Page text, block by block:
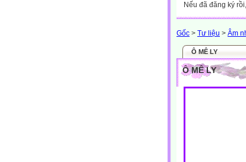
Nếu đã đăng ký
Gốc > Tư liệu > Âm
Ô MÊ LY
Ô MÊ LY